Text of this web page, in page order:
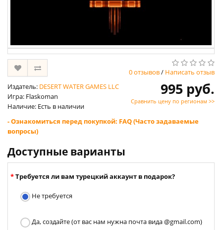
0 отзывов/ Написать отзыв
Издатель: DESERT WATER GAMES LLC
Игра: Flaskoman
Наличие: Есть в наличии
995 руб.
Сравнить цену по регионам >>
- Ознакомиться перед покупкой: FAQ (Часто задаваемые
вопросы)
Доступные варианты
Требуется ли вам турецкий аккаунт в подарок?
Не требуется
Да, создайте (от вас нам нужна почта вида @gmail.com)